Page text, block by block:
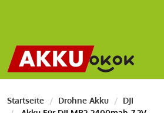
Startseite Drohne Akku
DJI